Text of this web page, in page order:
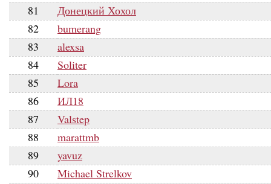
81
Донецкий Хохол
82
bumerang
83
alexsa
84
Soliter
85
Lora
86
ИЛ18
87
Valstep
88
marattmb
89
yavuz
90
Michael Strelkov